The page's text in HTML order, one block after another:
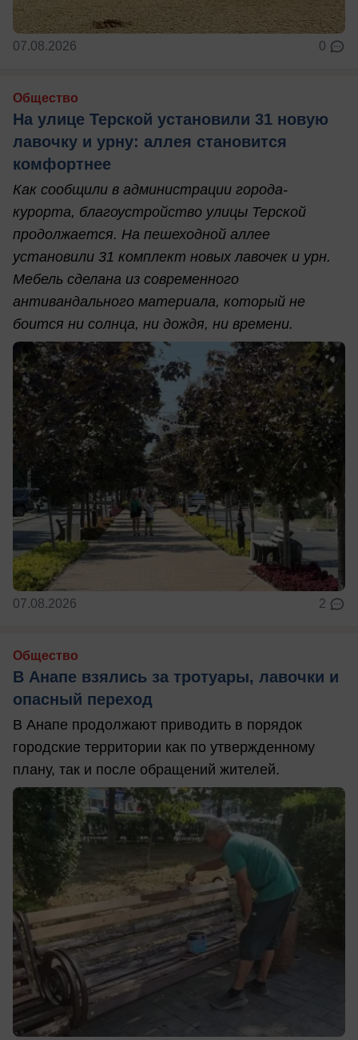
07.08.2026 0
Общество
На улице Терской установили 31 новую
лавочку и урну: аллея становится
комфортнее
Как сообщили в администрации города-
курорта, благоустройство улицы Терской
продолжается. На пешеходной аллее
установили 31 комплект новых лавочек и урн.
Мебель сделана из современного
антивандального материала, который не
боится ни солнца, ни дождя, ни времени.
07.08.2026 2
Общество
В Анапе взялись за тротуары, лавочки и
опасный переход
В Анапе продолжают приводить в порядок
городские территории как по утвержденному
плану, так и после обращений жителей.